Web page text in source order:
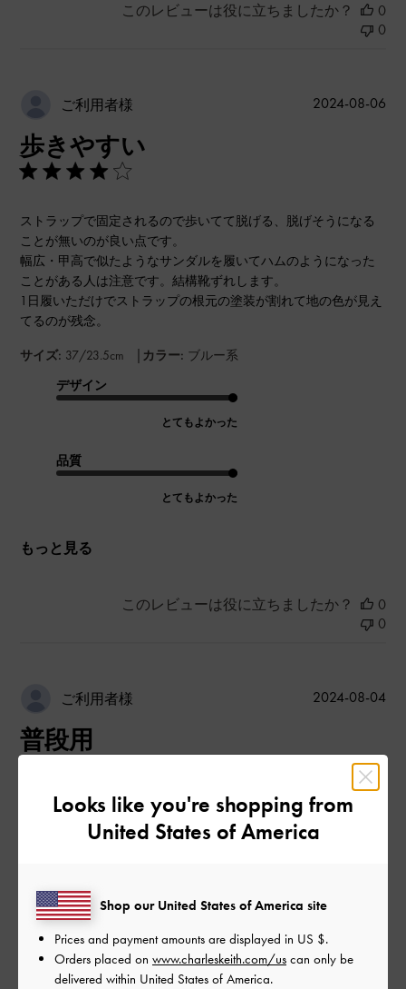
このレビューは役に立ちましたか？
0
0
ご利用者様
歩きやすい
ストラップで固定されるので歩いてて脱げる、脱げそうになる
ことが無いのが良い点です。
幅広・甲高で似たようなサンダルを履いてハムのようになった
ことがある人は注意です。結構靴ずれします。
1日履いただけでストラップの根元の塗装が割れて地の色が見え
てるのが残念。
サイズ: 37/23.5cm | カラー: ブルー系
デザイン
とてもよかった
品質
とてもよかった
もっと見る
公
2024-08-06
このレビューは役に立ちましたか？
0
0
ご利用者様
普段用
普段は23センチですが今回は22. 5センチを購入しました。
ただ、左足のみ左側部分にあたり少し痛いので長時間は履けな
サイズ: 35/22.5cm
デザイン
とてもよかった
公
2024-08-04
Looks like you're shopping from
United States of America
Shop our United States of America site
Prices and payment amounts are displayed in US $.
Orders placed on www.charleskeith.com/us can only be
delivered within United States of America.